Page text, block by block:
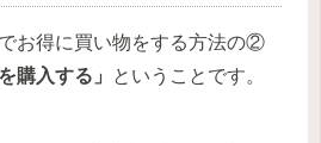
お得に買い物をする方法の②
購入する」 ということです。